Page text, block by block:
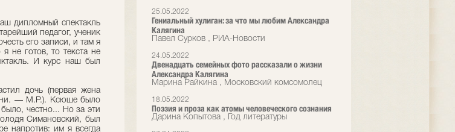
25.05.2022
Гениальный хулиган: за что мы любим Александра
Калягина
Павел Сурков , РИА-Новости
24.05.2022
Двенадцать семейных фото рассказали о жизни
Александра Калягина
Марина Райкина , Московский комсомолец
18.05.2022
Поэзия и проза как атомы человеческого сознания
Дарина Копытова , Год литературы
дипломный спектакль
педагог, ученик
его записи, и там я
не готов, то текста не
И курс наш был
дочь (первая жена
— М.Р.). Ксюше было
честно... Но за эти
Симановский, был
напротив: им я всегда